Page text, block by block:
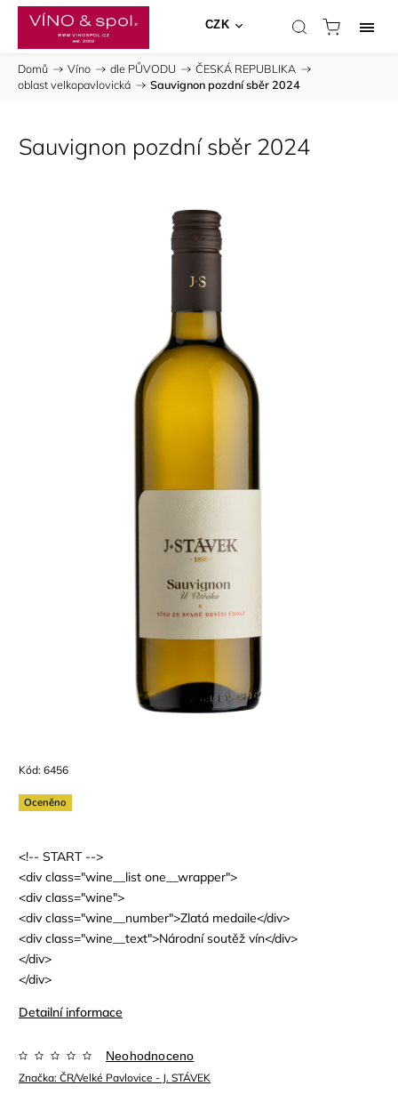
CZK
Domů / Víno / dle PŮVODU / ČESKÁ REPUBLIKA /
oblast velkopavlovická / Sauvignon pozdní sběr 2024
Sauvignon pozdní sběr 2024
Kód: 6456
Oceněno
<!-- START -->
<div class="wine__list one wrapper">
<div class="wine">
<div class="wine__ number">Zlatá medaile</div>
<div class="wine__text">Národní soutěž vín</div>
</div>
</div>
Detailní informace
Značka: ČR/Velké Pavlovice - J. STÁVEK
Neohodnoceno